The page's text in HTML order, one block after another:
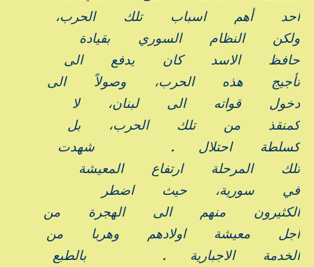
أحد
أهم اسباب تلك
الحرب،
ولكن
النظام السوري
بقيادة
حافظ
الاسد كان يدفع
الى
تأجيج
هذه الحرب، وصولاً
الى
دخول
قواته الى لبنان،
لا
كمنقذ
من تلك الحرب،
بل
كسلطة
احتلال .
شهدت
تلك
المرحلة ارتفاع
المعيشة
في
سورية، حيث
اضطر
الكثيرون
منهم الى الهجرة
من
أجل
معيشة اولادهم وهربا
من
الخدمة
الاجبارية .
بالطبع